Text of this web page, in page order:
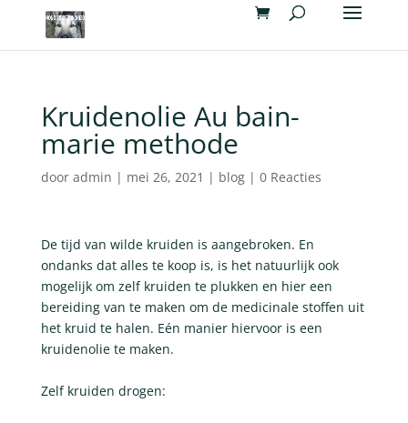
Kruidenolie Au bain-
marie methode
door admin | mei 26, 2021 | blog| 0 Reacties
De tijd van wilde kruiden is aangebroken. En
ondanks dat alles te koop is, is het natuurlijk ook
mogelijk om zelf kruiden te plukken en hier een
bereiding van te maken om de medicinale stoffen uit
het kruid te halen. Eén manier hiervoor is een
kruidenolie te maken.
Zelf kruiden drogen: